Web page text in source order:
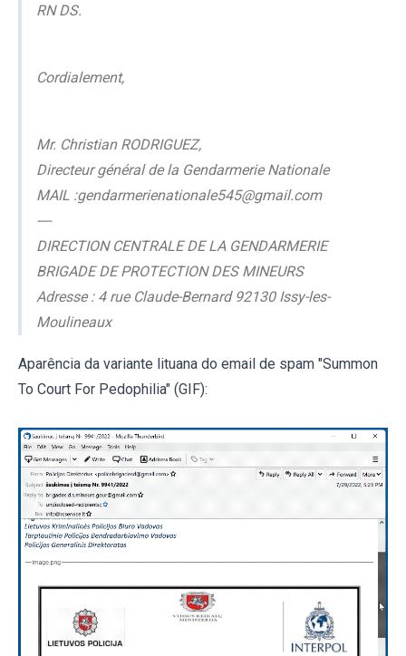
RN DS.
Cordialement,
Mr. Christian RODRIGUEZ,
Directeur général de la Gendarmerie Nationale
MAIL :gendarmerienationale545@gmail.com
----
DIRECTION CENTRALE DE LA GENDARMERIE
BRIGADE DE PROTECTION DES MINEURS
Adresse : 4 rue Claude-Bernard 92130 Issy-les-
Moulineaux
Aparência da variante lituana do email de spam "Summon
To Court For Pedophilia" (GIF):